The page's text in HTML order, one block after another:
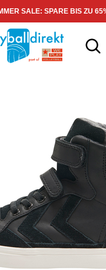
SALE: SPARE BIS ZU